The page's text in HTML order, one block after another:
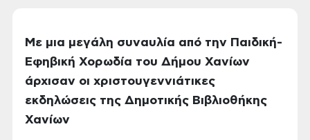
Με μια μεγάλη συναυλία από την Παιδική-
Εφηβική Χορωδία του Δήμου Χανίων
άρχισαν οι χριστουγεννιάτικες
εκδηλώσεις της Δημοτικής Βιβλιοθήκης
Χανίων